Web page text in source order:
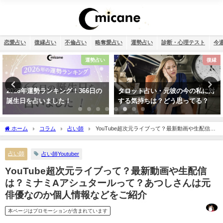
恋愛占い 復縁占い 不倫占い 略奪愛占い 運勢占い 診断・心理テスト 今
運勢占い
2026年運勢ランキング！366日の
誕生日を占いました！
復縁
タロット占い・元彼の今の私に対
する気持ちは？どう思ってる？
ホーム コラム 占い師
YouTube超次元ライブって？最新動画や生配信
は？ミナミAアシュタールって？あつしさんは元俳優なのか個人情報などをご紹介
占い師 占い師Youtuber
YouTube超次元ライブって？最新動画や生配信
は？ミナミAアシュタールって？あつしさんは元
俳優なのか個人情報などをご紹介
本ページはプロモーションが含まれています